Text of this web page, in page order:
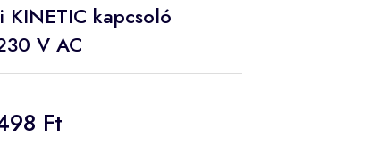
kapcsoló
V AC
Ft